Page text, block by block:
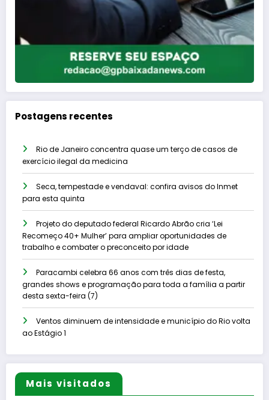
Postagens recentes
Rio de Janeiro concentra quase um terço de casos de
exercício ilegal da medicina
Seca, tempestade e vendaval: confira avisos do Inmet
para esta quinta
Projeto do deputado federal Ricardo Abrão cria ‘Lei
Recomeço 40+ Mulher’ para ampliar oportunidades de
trabalho e combater o preconceito por idade
Paracambi celebra 66 anos com três dias de festa,
grandes shows e programação para toda a família a partir
desta sexta-feira (7)
Ventos diminuem de intensidade e município do Rio volta
ao Estágio 1
Mais visitados